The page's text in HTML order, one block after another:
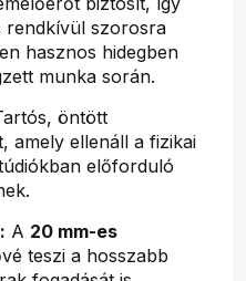
rendkívül szorosra
hasznos hidegben
munka során.
öntött
amely ellenáll a fizikai
előforduló
A 20 mm-es
teszi a hosszabb